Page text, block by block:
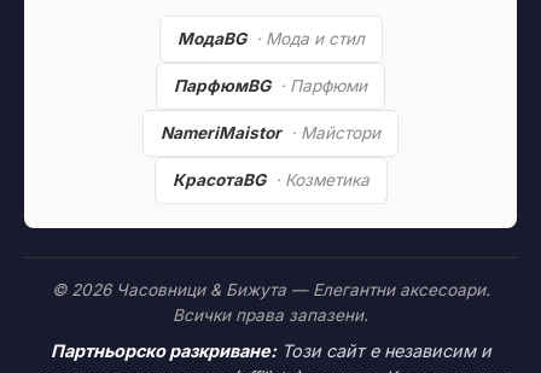
МодаBG · Мода и стил
ПарфюмBG · Парфюми
NameriMaistor · Майстори
КрасотаBG · Козметика
© 2026 Часовници & Бижута — Елегантни аксесоари.
Всички права запазени.
Партньорско разкриване:Този сайт е независим и